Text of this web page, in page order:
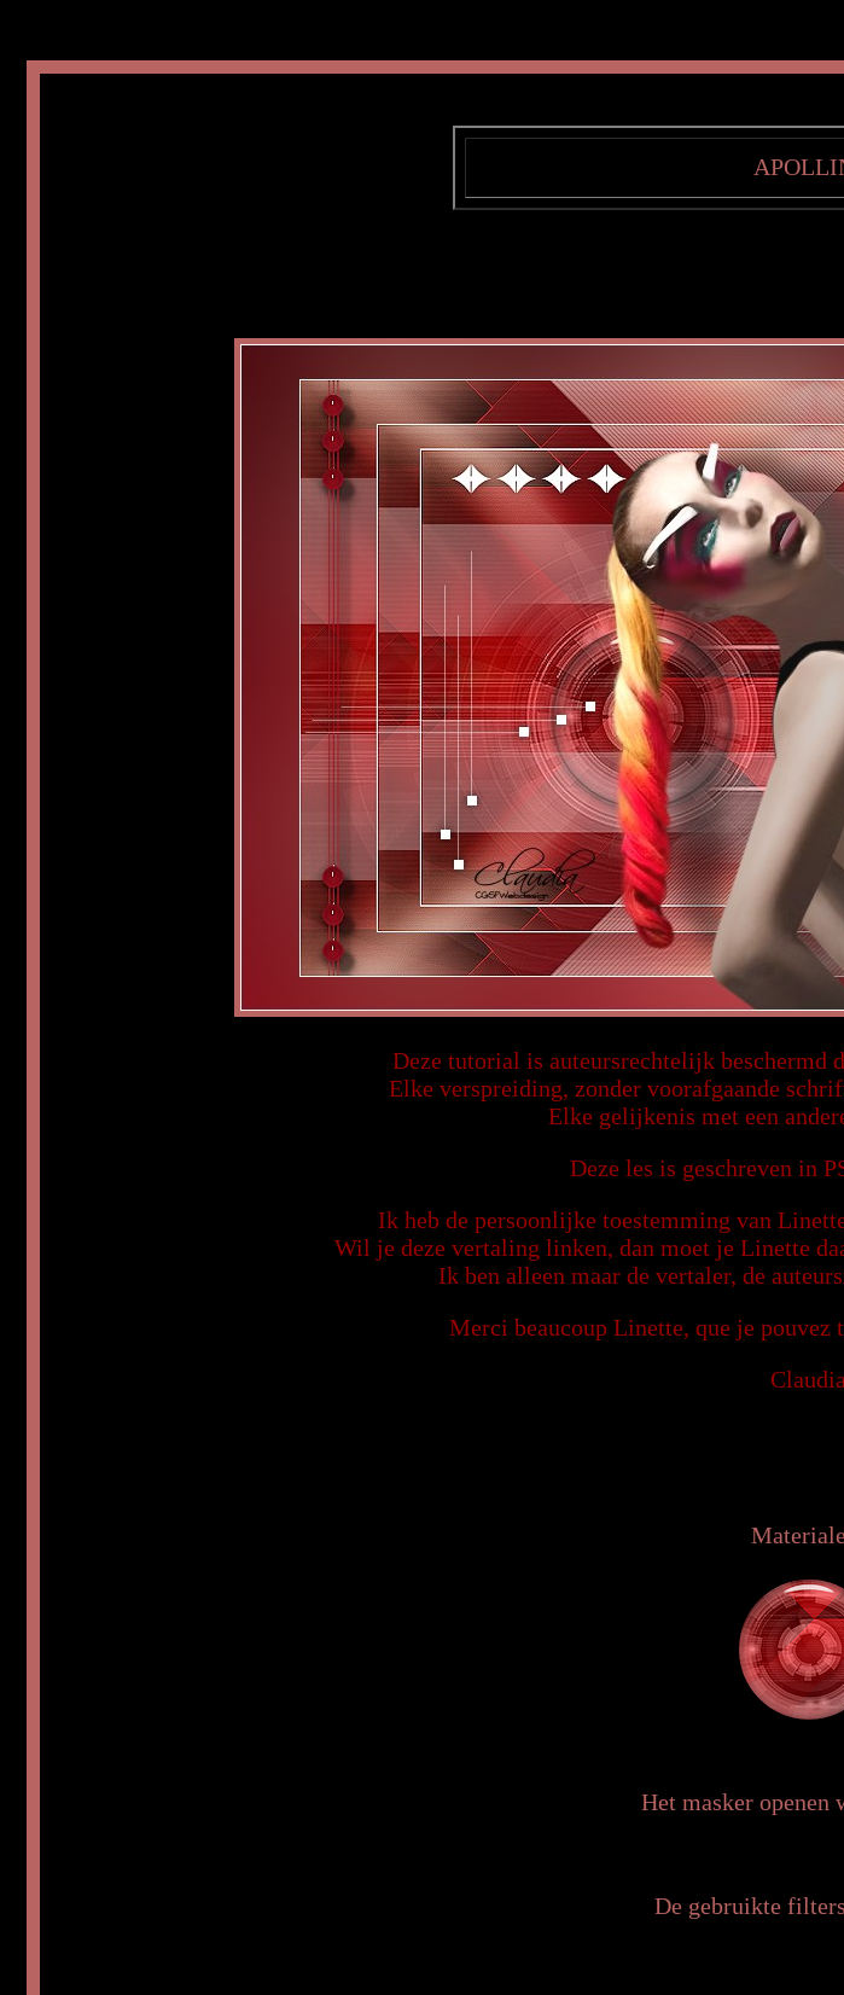
Deze tutorial is auteursrechtelijk beschermd
Elke verspreiding, zonder voorafgaande
Elke gelijkenis met een
Deze les is geschreven in
Ik heb de persoonlijke toestemming van
Wil je deze vertaling linken, dan moet je Linette
Ik ben alleen maar de vertaler, de
Merci beaucoup Linette, que je pouvez
Het masker openen
De gebruikte